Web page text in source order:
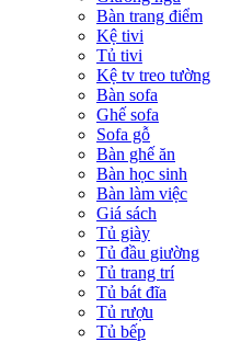
Bàn trang điểm
Kệ tivi
Tủ tivi
Kệ tv treo tường
Bàn sofa
Ghế sofa
Sofa gỗ
Bàn ghế ăn
Bàn học sinh
Bàn làm việc
Giá sách
Tủ giày
Tủ đầu giường
Tủ trang trí
Tủ bát đĩa
Tủ rượu
Tủ bếp